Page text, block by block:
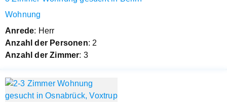
Wohnung
Anrede: Herr
Anzahl der Personen: 2
Anzahl der Zimmer: 3